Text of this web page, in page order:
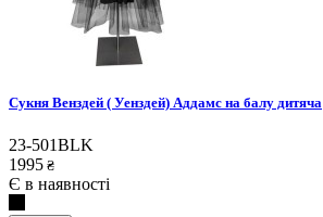
Сукня Венздей ( Уенздей) Аддамс на балу дитяча
23-501BLK
1995 ₴
Є в наявності